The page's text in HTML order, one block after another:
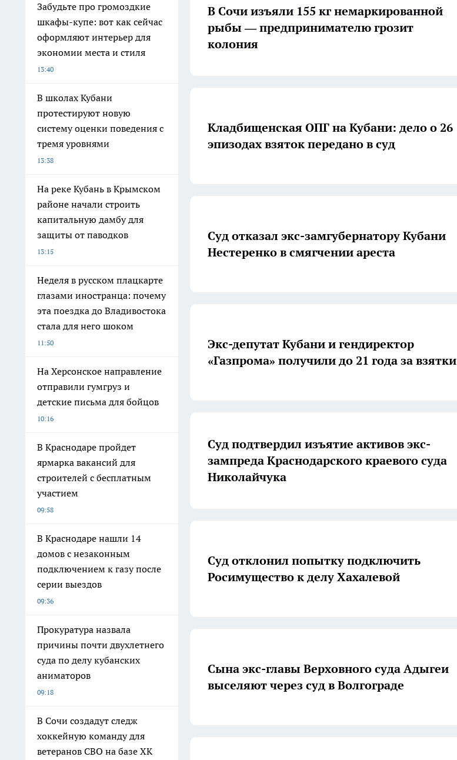
Забудьте про громоздкие
шкафы-купе: вот как сейчас
оформляют интерьер для
экономии места и стиля
13:40
В школах Кубани
протестируют новую
систему оценки поведения с
тремя уровнями
13:38
На реке Кубань в Крымском
районе начали строить
капитальную дамбу для
защиты от паводков
13:15
Неделя в русском плацкарте
глазами иностранца: почему
эта поездка до Владивостока
стала для него шоком
11:50
На Херсонское направление
отправили гумгруз и
детские письма для бойцов
10:16
В Краснодаре пройдет
ярмарка вакансий для
строителей с бесплатным
участием
09:58
В Краснодаре нашли 14
домов с незаконным
подключением к газу после
серии выездов
09:36
Прокуратура назвала
причины почти двухлетнего
суда по делу кубанских
аниматоров
09:18
В Сочи создадут следж
хоккейную команду для
ветеранов СВО на базе ХК
В Сочи изъяли 155 кг немаркированной
рыбы — предпринимателю грозит
колония
Кладбищенская ОПГ на Кубани: дело о 26
эпизодах взяток передано в суд
Суд отказал экс-замгубернатору Кубани
Нестеренко в смягчении ареста
Экс-депутат Кубани и гендиректор
«Газпрома» получили до 21 года за взятки
Суд подтвердил изъятие активов экс-
зампреда Краснодарского краевого суда
Николайчука
Суд отклонил попытку подключить
Росимущество к делу Хахалевой
Сына экс-главы Верховного суда Адыгеи
выселяют через суд в Волгограде